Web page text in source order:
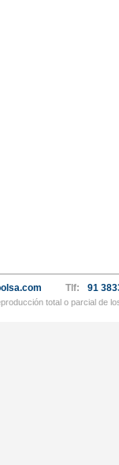
Tlf: 91
total o parcial de